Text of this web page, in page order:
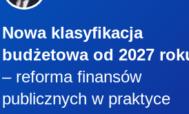
Nowa klasyfikacja
budżetowa od 2027
– reforma finansów
publicznych w praktyce